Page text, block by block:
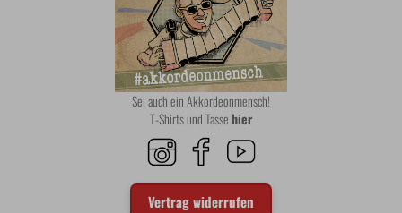
Sei auch ein Akkordeonmensch!
T-Shirts und Tassehier
Vertrag widerrufen